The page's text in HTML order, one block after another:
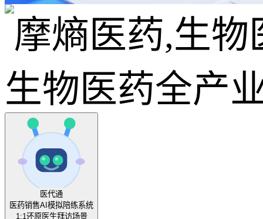
生物医药全产
医代通
医药销售AI模拟陪练系统
1:1还原医生拜访场景